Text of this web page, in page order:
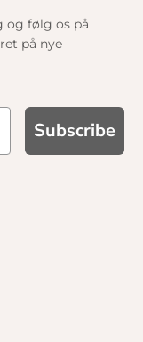
og følg os på
på nye
Subscribe